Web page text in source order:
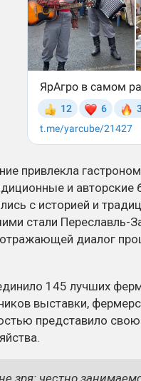
привлекла
и
с историей и
стали Переславль-
диалог
145 лучших
выставки,
представило